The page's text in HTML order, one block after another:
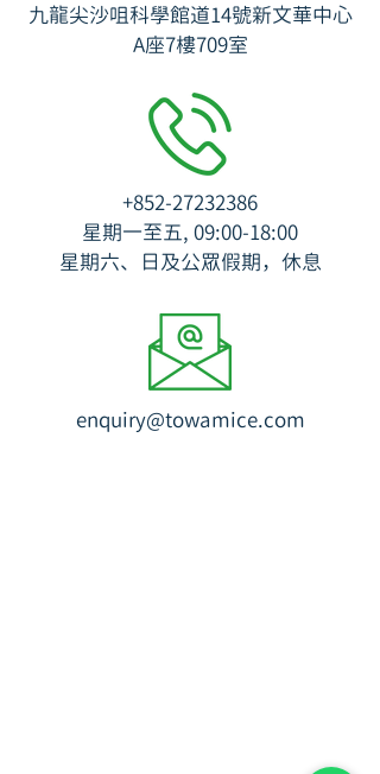
九龍尖沙咀科學館道14號新文華中心
A座7樓709室
+852-27232386
星期一至五, 09:00-18:00
​星期六、日及公眾假期，休息
enquiry@towamice.com